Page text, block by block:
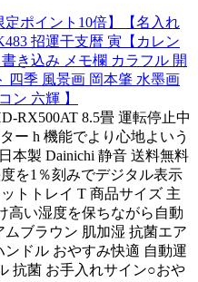
ポイント10倍】【名入れ
招運干支暦 寅【カレン
き込み メモ欄 カラフル 開
四季 風景画 岡本肇 水墨画
ン 六輝 】
RX500AT 8.5畳 運転停止中
ー h 機能でより心地よいう
本製 Dainichi 静音 送料無料
を1％刻みでデジタル表示
トトレイ T 商品サイズ 主
高い湿度を保ちながら自動
ブラウン 肌加湿 抗菌エア
ドル おやすみ快適 自動運
抗菌 お手入れサイン○おや